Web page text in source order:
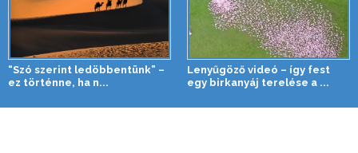
“Szó szerint ledöbbentünk” –
ez történne, ha n...
Lenyűgöző videó – így fest
egy birkanyáj terelése a ...